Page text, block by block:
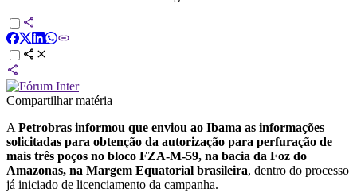
Compartilhar matéria
A Petrobras informou que enviou ao Ibama as informações
solicitadas para obtenção da autorização para perfuração de
mais três poços no bloco FZA-M-59, na bacia da Foz do
Amazonas, na Margem Equatorial brasileira, dentro do processo
já iniciado de licenciamento da campanha.